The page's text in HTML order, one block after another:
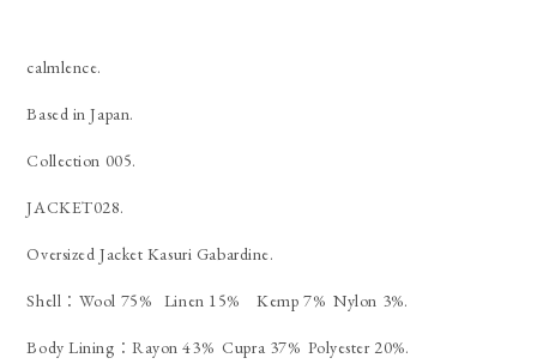
calmlence.
Based in Japan.
Collection 005.
JACKET028.
Oversized Jacket Kasuri Gabardine.
Shell：Wool 75% Linen 15% Kemp 7% Nylon 3%.
Body Lining：Rayon 43% Cupra 37% Polyester 20%.